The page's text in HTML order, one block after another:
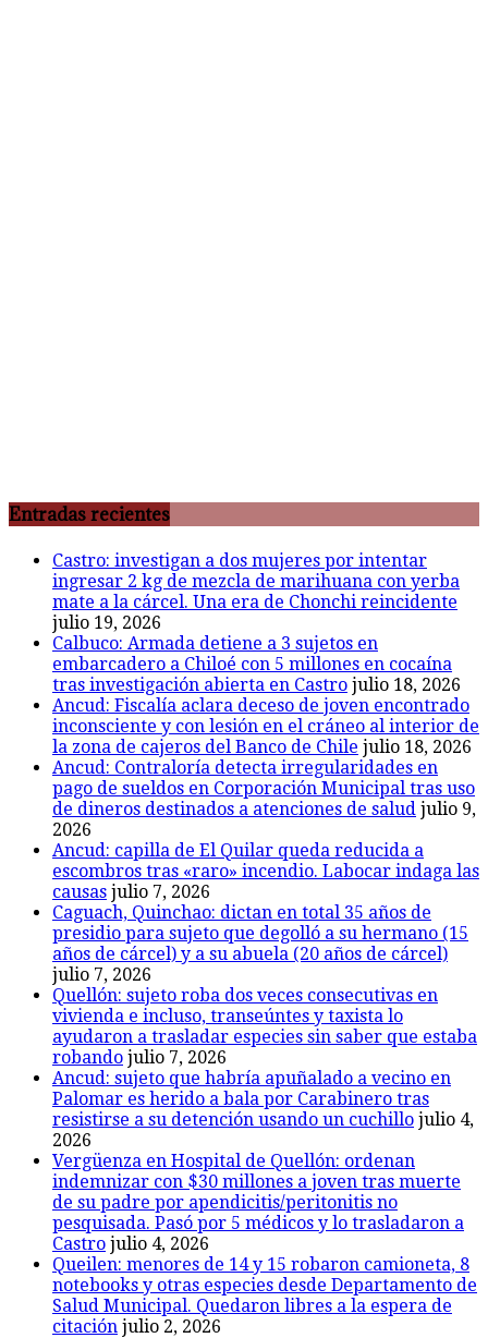
Entradas recientes
Castro: investigan a dos mujeres por intentar
ingresar 2 kg de mezcla de marihuana con yerba
mate a la cárcel. Una era de Chonchi reincidente
julio 19, 2026
Calbuco: Armada detiene a 3 sujetos en
embarcadero a Chiloé con 5 millones en cocaína
tras investigación abierta en Castro julio 18, 2026
Ancud: Fiscalía aclara deceso de joven encontrado
inconsciente y con lesión en el cráneo al interior de
la zona de cajeros del Banco de Chile julio 18, 2026
Ancud: Contraloría detecta irregularidades en
pago de sueldos en Corporación Municipal tras uso
de dineros destinados a atenciones de salud julio 9,
2026
Ancud: capilla de El Quilar queda reducida a
escombros tras «raro» incendio. Labocar indaga las
causas julio 7, 2026
Caguach, Quinchao: dictan en total 35 años de
presidio para sujeto que degolló a su hermano (15
años de cárcel) y a su abuela (20 años de cárcel)
julio 7, 2026
Quellón: sujeto roba dos veces consecutivas en
vivienda e incluso, transeúntes y taxista lo
ayudaron a trasladar especies sin saber que estaba
robando julio 7, 2026
Ancud: sujeto que habría apuñalado a vecino en
Palomar es herido a bala por Carabinero tras
resistirse a su detención usando un cuchillo julio 4,
2026
Vergüenza en Hospital de Quellón: ordenan
indemnizar con $30 millones a joven tras muerte
de su padre por apendicitis/peritonitis no
pesquisada. Pasó por 5 médicos y lo trasladaron a
Castro julio 4, 2026
Queilen: menores de 14 y 15 robaron camioneta, 8
notebooks y otras especies desde Departamento de
Salud Municipal. Quedaron libres a la espera de
citación julio 2, 2026